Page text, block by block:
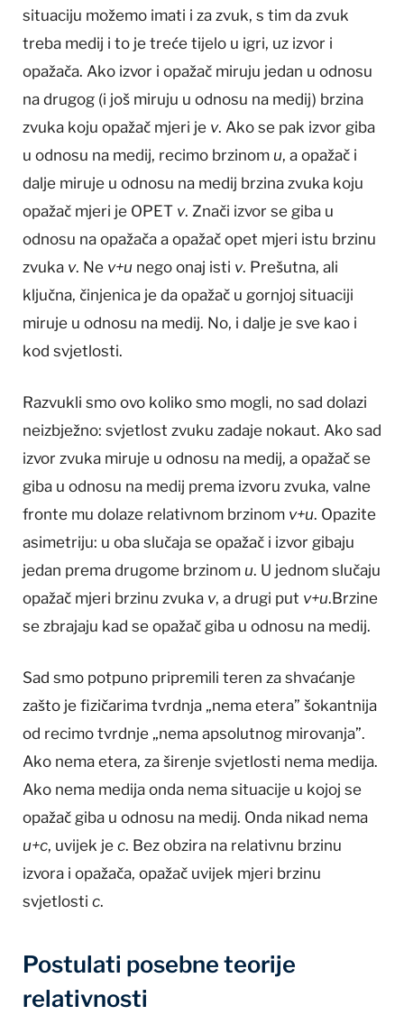
situaciju možemo imati i za zvuk, s tim da zvuk
treba medij i to je treće tijelo u igri, uz izvor i
opažača. Ako izvor i opažač miruju jedan u odnosu
na drugog (i još miruju u odnosu na medij) brzina
zvuka koju opažač mjeri je v. Ako se pak izvor giba
u odnosu na medij, recimo brzinom u, a opažač i
dalje miruje u odnosu na medij brzina zvuka koju
opažač mjeri je OPET v. Znači izvor se giba u
odnosu na opažača a opažač opet mjeri istu brzinu
zvuka v. Ne v+u nego onaj isti v. Prešutna, ali
ključna, činjenica je da opažač u gornjoj situaciji
miruje u odnosu na medij. No, i dalje je sve kao i
kod svjetlosti.
Razvukli smo ovo koliko smo mogli, no sad dolazi
neizbježno: svjetlost zvuku zadaje nokaut. Ako sad
izvor zvuka miruje u odnosu na medij, a opažač se
giba u odnosu na medij prema izvoru zvuka, valne
fronte mu dolaze relativnom brzinom v+u. Opazite
asimetriju: u oba slučaja se opažač i izvor gibaju
jedan prema drugome brzinom u. U jednom slučaju
opažač mjeri brzinu zvuka v, a drugi put v+u.Brzine
se zbrajaju kad se opažač giba u odnosu na medij.
Sad smo potpuno pripremili teren za shvaćanje
zašto je fizičarima tvrdnja „nema etera” šokantnija
od recimo tvrdnje „nema apsolutnog mirovanja”.
Ako nema etera, za širenje svjetlosti nema medija.
Ako nema medija onda nema situacije u kojoj se
opažač giba u odnosu na medij. Onda nikad nema
u+c, uvijek je c. Bez obzira na relativnu brzinu
izvora i opažača, opažač uvijek mjeri brzinu
svjetlosti c.
Postulati posebne teorije
relativnosti